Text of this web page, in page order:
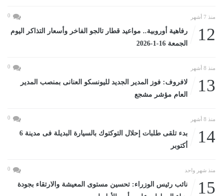
منذ 7 أشهر 0
12
رفاهية أوروبية.. مواعيد قطار تالجو الفاخر وأسعار التذاكر اليوم
الجمعة 16-1-2026
منذ 8 أشهر 0
13
لافروف: فوز المدير الجديد لليونسكو العنانى بمنصب المدير
العام مؤشر مشجع
منذ 8 أشهر 0
14
بدء تلقى طلبات إحلال التوكتوك بالسيارة البديلة فى مدينة 6
أكتوبر
منذ شهر واحد 0
15
نائب رئيس الوزراء: تحسين مستوى المعيشة والارتقاء بجودة